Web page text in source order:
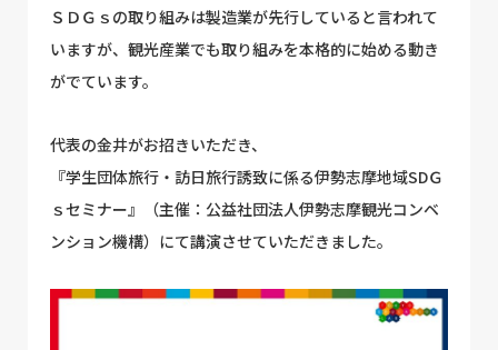
ＳＤＧｓの取り組みは製造業が先行していると言われて
いますが、観光産業でも取り組みを本格的に始める動き
がでています。
代表の金井がお招きいただき、
『学生団体旅行・訪日旅行誘致に係る伊勢志摩地域SDＧ
ｓセミナー』（主催：公益社団法人伊勢志摩観光コンベ
ンション機構）にて講演させていただきました。